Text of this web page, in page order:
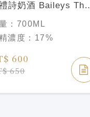
詩奶酒 Baileys The
Irish Cream
： 700ML
濃度： 17%
600
650